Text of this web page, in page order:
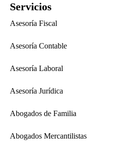
Servicios
Asesoría Fiscal
Asesoría Contable
Asesoría Laboral
Asesoría Jurídica
Abogados de Familia
Abogados Mercantilistas